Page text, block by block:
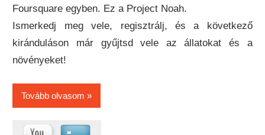
Foursquare egyben. Ez a Project Noah.
Ismerkedj meg vele, regisztrálj, és a következő
kiránduláson már gyűjtsd vele az állatokat és a
növényeket!
Tovább olvasom